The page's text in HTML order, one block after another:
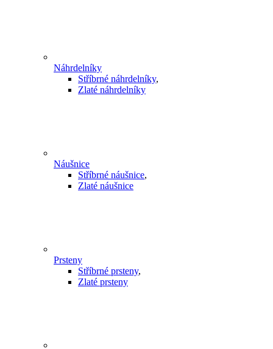
Náhrdelníky
Stříbrné náhrdelníky,
Zlaté náhrdelníky
Náušnice
Stříbrné náušnice,
Zlaté náušnice
Prsteny
Stříbrné prsteny,
Zlaté prsteny